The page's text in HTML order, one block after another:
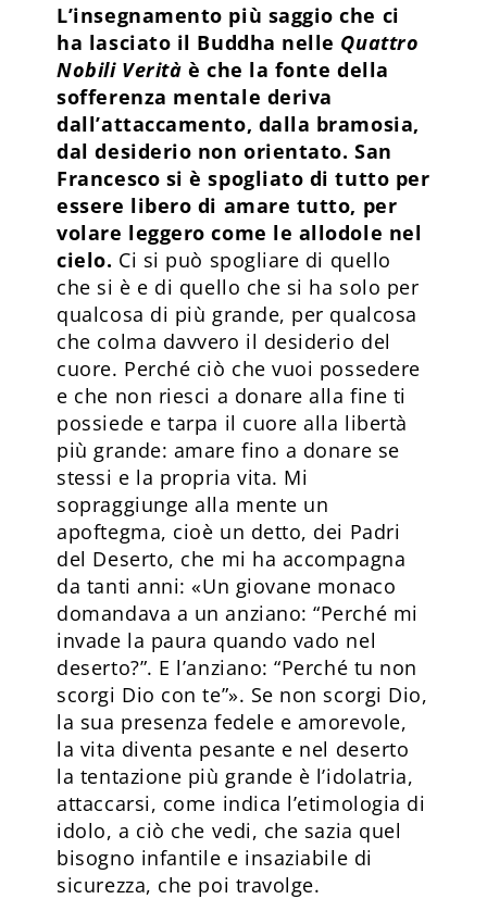
L’insegnamento più saggio che ci
ha lasciato il Buddha nelle Quattro
Nobili Verità è che la fonte della
sofferenza mentale deriva
dall’attaccamento, dalla bramosia,
dal desiderio non orientato. San
Francesco si è spogliato di tutto per
essere libero di amare tutto, per
volare leggero come le allodole nel
cielo. Ci si può spogliare di quello
che si è e di quello che si ha solo per
qualcosa di più grande, per qualcosa
che colma davvero il desiderio del
cuore. Perché ciò che vuoi possedere
e che non riesci a donare alla fine ti
possiede e tarpa il cuore alla libertà
più grande: amare fino a donare se
stessi e la propria vita. Mi
sopraggiunge alla mente un
apoftegma, cioè un detto, dei Padri
del Deserto, che mi ha accompagna
da tanti anni: «Un giovane monaco
domandava a un anziano: “Perché mi
invade la paura quando vado nel
deserto?”. E l’anziano: “Perché tu non
scorgi Dio con te”». Se non scorgi Dio,
la sua presenza fedele e amorevole,
la vita diventa pesante e nel deserto
la tentazione più grande è l’idolatria,
attaccarsi, come indica l’etimologia di
idolo, a ciò che vedi, che sazia quel
bisogno infantile e insaziabile di
sicurezza, che poi travolge.